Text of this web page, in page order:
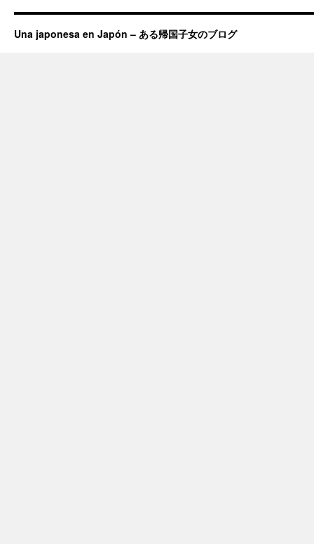
Una japonesa en Japón – ある帰国子女のブログ